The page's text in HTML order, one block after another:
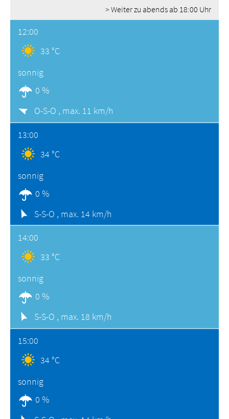
> Weiter zu abends ab 18:00 Uhr
12:00
33 °C
sonnig
0 %
O-S-O , max. 11 km/h
13:00
34 °C
sonnig
0 %
S-S-O , max. 14 km/h
14:00
33 °C
sonnig
0 %
S-S-O , max. 18 km/h
15:00
34 °C
sonnig
0 %